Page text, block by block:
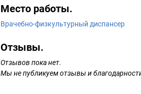
Место работы.
Врачебно-физкультурный диспансер
Отзывы.
Отзывов пока нет.
Мы не публикуем отзывы и